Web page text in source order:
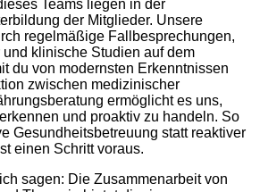
Teams liegen in der
der Mitglieder. Unsere
regelmäßige Fallbesprechungen,
klinische Studien auf dem
du von modernsten Erkenntnissen
zwischen medizinischer
ermöglicht es uns,
und proaktiv zu handeln. So
Gesundheitsbetreuung statt reaktiver
einen Schritt voraus.
sagen: Die Zusammenarbeit von